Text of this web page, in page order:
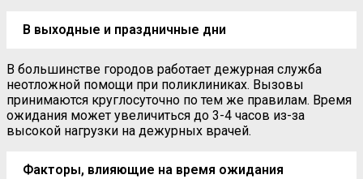
В выходные и праздничные дни
В большинстве городов работает дежурная служба
неотложной помощи при поликлиниках. Вызовы
принимаются круглосуточно по тем же правилам. Время
ожидания может увеличиться до 3-4 часов из-за
высокой нагрузки на дежурных врачей.
Факторы, влияющие на время ожидания